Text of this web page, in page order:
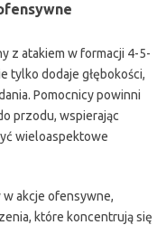
z atakiem w formacji 4-5-
tylko dodaje głębokości,
Pomocnicy powinni
przodu, wspierając
wieloaspektowe
akcje ofensywne,
które koncentrują się